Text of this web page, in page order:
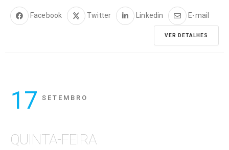
Facebook Twitter Linkedin E-mail
VER DETALHES
17 SETEMBRO
QUINTA-FEIRA